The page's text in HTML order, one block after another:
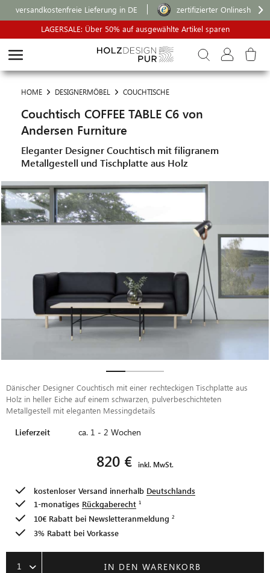
versandkostenfreie Lieferung in DE
zertifizierter Onlineshop
LAGERSALE: Über 50% auf ausgewählte Artikel sparen
HOME DESIGNERMÖBEL COUCHTISCHE
Couchtisch COFFEE TABLE C6 von
Andersen Furniture
Eleganter Designer Couchtisch mit filigranem
Metallgestell und Tischplatte aus Holz
Dänischer Designer Couchtisch mit einer rechteckigen Tischplatte aus
Holz in heller Eiche auf einem schwarzen, pulverbeschichteten
Metallgestell mit eleganten Messingdetails
Lieferzeit ca. 1 - 2 Wochen
820 € inkl. MwSt.
kostenloser Versand innerhalb Deutschlands
1-monatiges Rückgaberecht
10€ Rabatt bei Newsletteranmeldung
3% Rabatt bei Vorkasse
1 IN DEN WARENKORB